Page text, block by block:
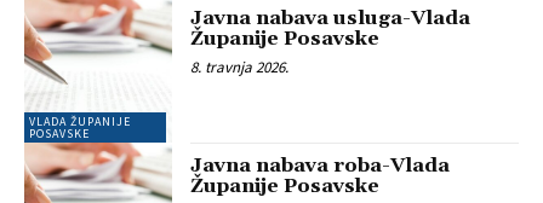
VLADA ŽUPANIJE
POSAVSKE
Javna nabava usluga-Vlada
Županije Posavske
8. travnja 2026.
Javna nabava roba-Vlada
Županije Posavske